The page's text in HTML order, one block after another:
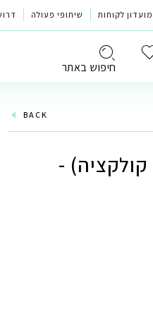
מועדון לקוחות שיתופי פעולה
חיפוש באתר
BACK
-